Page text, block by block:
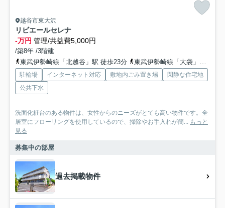
越谷市東大沢
リビエールセレナ
-万円 管理/共益費5,000円
/築8年 /3階建
東武伊勢崎線「北越谷」駅 徒歩23分
東武伊勢崎線「大袋」駅 徒歩31分
駐輪場 インターネット対応 敷地内ごみ置き場
閑静な住宅地
公共下水
洗面化粧台のある物件は、女性からのニーズがとても高い物件です。全
居室にフローリングを使用しているので、掃除やお手入れが簡... もっと
見る
募集中の部屋
過去掲載物件